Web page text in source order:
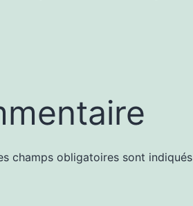
champs obligatoires sont indiqués